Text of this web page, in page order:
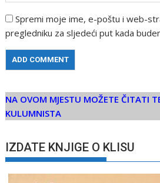
Spremi moje ime, e-poštu i web-
pregledniku za sljedeći put kada
NA OVOM MJESTU MOŽETE ČITATI
KULUMNISTA
IZDATE KNJIGE O KLISU